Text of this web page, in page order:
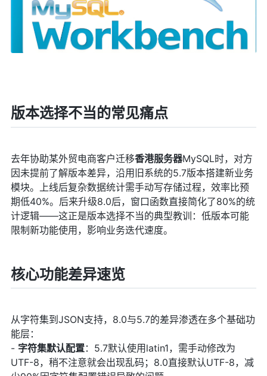
版本选择不当的常见痛点
去年协助某外贸电商客户迁移香港服务器MySQL时，对方
因未提前了解版本差异，沿用旧系统的5.7版本搭建新业务
模块。上线后复杂数据统计需手动写存储过程，效率比预
期低40%。后来升级8.0后，窗口函数直接简化了80%的统
计逻辑——这正是版本选择不当的典型教训：低版本可能
限制新功能使用，影响业务迭代速度。
核心功能差异速览
从字符集到JSON支持，8.0与5.7的差异渗透在多个基础功
能层：
- 字符集默认配置：5.7默认使用latin1，需手动修改为
UTF-8，稍不注意就会出现乱码；8.0直接默认UTF-8，减